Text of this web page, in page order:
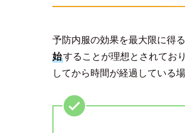
予防内服の効果を最大限に得
始することが理想とされており
してから時間が経過している